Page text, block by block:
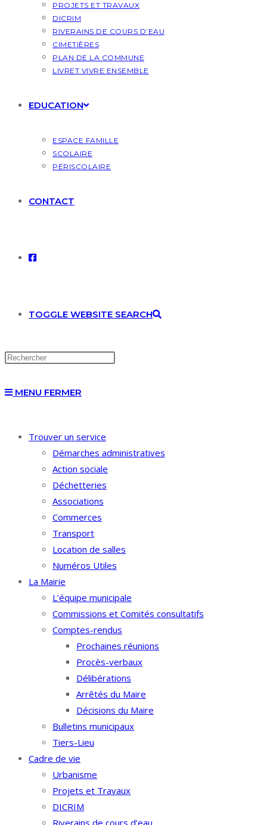
PROJETS ET TRAVAUX
DICRIM
RIVERAINS DE COURS D’EAU
CIMETIÈRES
PLAN DE LA COMMUNE
LIVRET VIVRE ENSEMBLE
EDUCATION
ESPACE FAMILLE
SCOLAIRE
PÉRISCOLAIRE
CONTACT
TOGGLE WEBSITE SEARCH
MENU FERMER
Trouver un service
Démarches administratives
Action sociale
Déchetteries
Associations
Commerces
Transport
Location de salles
Numéros Utiles
La Mairie
L’équipe municipale
Commissions et Comités consultatifs
Comptes-rendus
Prochaines réunions
Procès-verbaux
Délibérations
Arrêtés du Maire
Décisions du Maire
Bulletins municipaux
Tiers-Lieu
Cadre de vie
Urbanisme
Projets et Travaux
DICRIM
Riverains de cours d’eau